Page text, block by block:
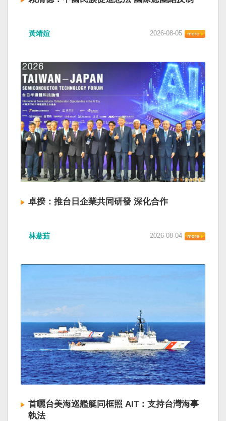
黃靖媗 2026-08-05
卓揆：推台日企業共同研發 深化合作
林薏茹 2026-08-04
首曬台美海巡艦艇同框照 AIT：支持台灣海事
執法